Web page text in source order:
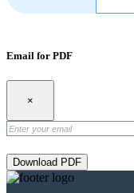
Email for PDF
×
Download PDF